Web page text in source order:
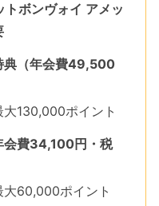
ボンヴォイ アメッ
典（年会費49,500
130,000ポイント
会費34,100円・税
60,000ポイント